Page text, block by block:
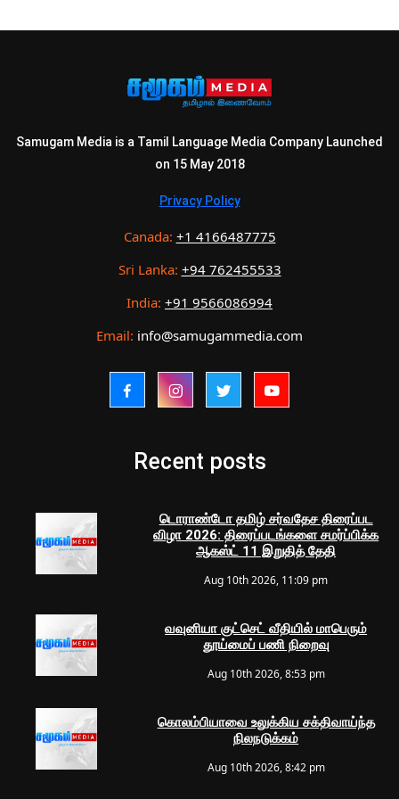
Samugam Media is a Tamil Language Media Company Launched
on 15 May 2018
Privacy Policy
Canada: +1 4166487775
Sri Lanka: +94 762455533
India: +91 9566086994
Email: info@samugammedia.com
Recent posts
டொராண்டோ தமிழ் சர்வதேச திரைப்பட
விழா 2026: திரைப்படங்களை சமர்ப்பிக்க
ஆகஸ்ட் 11 இறுதித் தேதி
Aug 10th 2026, 11:09 pm
வவுனியா குட்செட் வீதியில் மாபெரும்
தூய்மைப் பணி நிறைவு
Aug 10th 2026, 8:53 pm
கொலம்பியாவை உலுக்கிய சக்திவாய்ந்த
நிலநடுக்கம்
Aug 10th 2026, 8:42 pm